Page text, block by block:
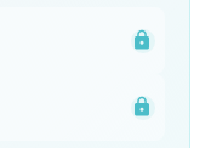
lock
lock